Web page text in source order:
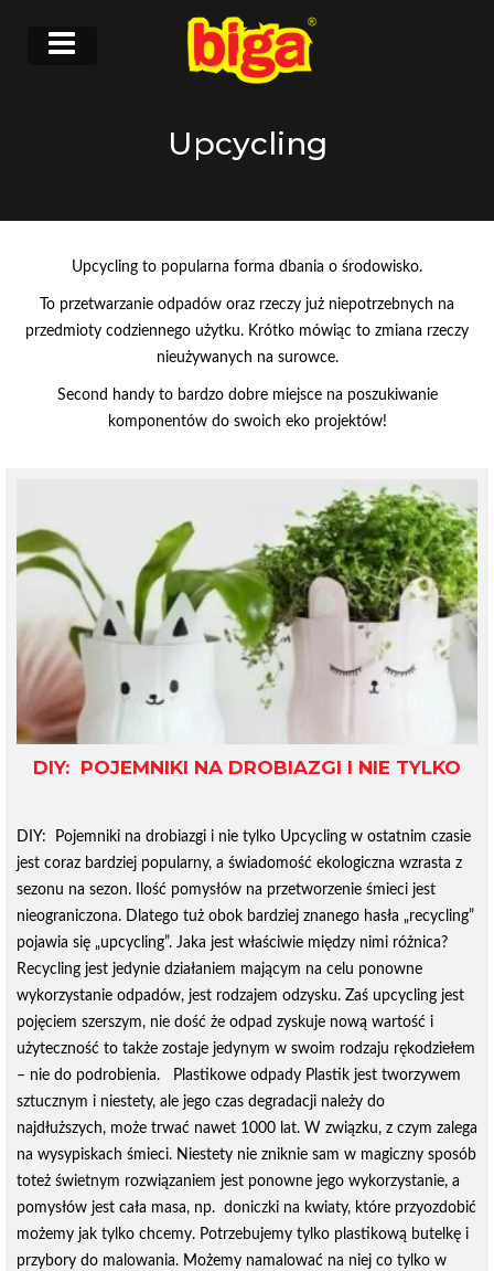
Upcycling
Upcycling to popularna forma dbania o środowisko.
To przetwarzanie odpadów oraz rzeczy już niepotrzebnych na
przedmioty codziennego użytku. Krótko mówiąc to zmiana rzeczy
nieużywanych na surowce.
Second handy to bardzo dobre miejsce na poszukiwanie
komponentów do swoich eko projektów!
DIY: POJEMNIKI NA DROBIAZGI I NIE TYLKO
DIY: Pojemniki na drobiazgi i nie tylko Upcycling w ostatnim czasie
jest coraz bardziej popularny, a świadomość ekologiczna wzrasta z
sezonu na sezon. Ilość pomysłów na przetworzenie śmieci jest
nieograniczona. Dlatego tuż obok bardziej znanego hasła „recycling”
pojawia się „upcycling”. Jaka jest właściwie między nimi różnica?
Recycling jest jedynie działaniem mającym na celu ponowne
wykorzystanie odpadów, jest rodzajem odzysku. Zaś upcycling jest
pojęciem szerszym, nie dość że odpad zyskuje nową wartość i
użyteczność to także zostaje jedynym w swoim rodzaju rękodziełem
– nie do podrobienia. Plastikowe odpady Plastik jest tworzywem
sztucznym i niestety, ale jego czas degradacji należy do
najdłuższych, może trwać nawet 1000 lat. W związku, z czym zalega
na wysypiskach śmieci. Niestety nie zniknie sam w magiczny sposób
toteż świetnym rozwiązaniem jest ponowne jego wykorzystanie, a
pomysłów jest cała masa, np. doniczki na kwiaty, które przyozdobić
możemy jak tylko chcemy. Potrzebujemy tylko plastikową butelkę i
przybory do malowania. Możemy namalować na niej co tylko w